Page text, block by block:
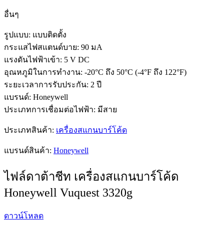
อื่นๆ
รูปแบบ: แบบติดตั้ง
กระแสไฟสแตนด์บาย: 90 มA
แรงดันไฟฟ้าเข้า: 5 V DC
อุณหภูมิในการทำงาน: -20°C ถึง 50°C (-4°F ถึง 122°F)
ระยะเวลาการรับประกัน: 2 ปี
แบรนด์: Honeywell
ประเภทการเชื่อมต่อไฟฟ้า: มีสาย
ประเภทสินค้า: เครื่องสแกนบาร์โค้ด
แบรนด์สินค้า: Honeywell
ไฟล์ดาต้าชีท เครื่องสแกนบาร์โค้ด
Honeywell Vuquest 3320g
ดาวน์โหลด